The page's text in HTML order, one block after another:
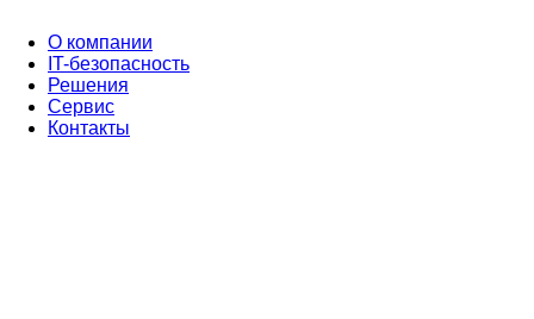
О компании
IT-безопасность
Решения
Сервис
Контакты